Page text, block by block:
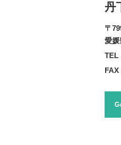
丹
〒
愛媛
TEL